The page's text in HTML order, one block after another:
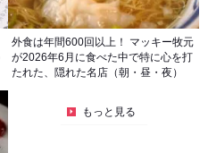
外食は年間600回以上！ マッキー牧元
が2026年6月に食べた中で特に心を打
たれた、隠れた名店（朝・昼・夜）
もっと見る